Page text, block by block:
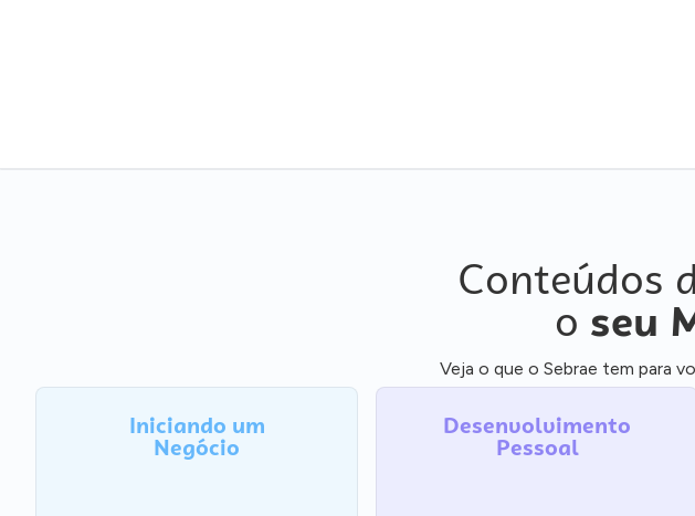
Conteúdos
o seu
Veja o que o Sebrae tem para
Iniciando um
Negócio
Desenvolvimento
Pessoal